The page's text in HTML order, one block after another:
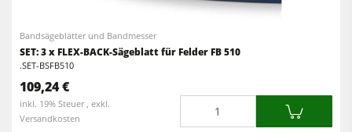
Bandsägeblätter und Bandmesser
SET: 3 x FLEX-BACK-Sägeblatt für Felder FB 510
.SET-BSFB510
109,24 €
inkl. 19% Steuer , exkl.
Versandkosten